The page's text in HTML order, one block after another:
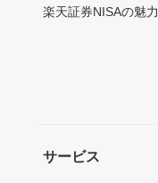
楽天証券NISAの魅力
サービス